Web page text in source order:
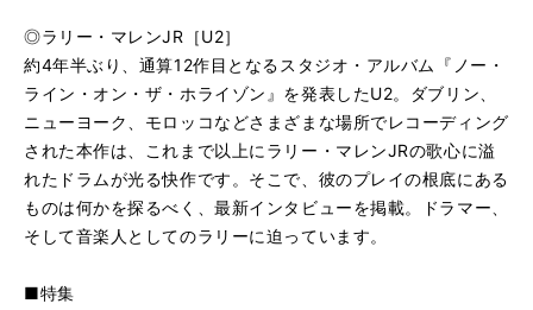
◎ラリー・マレンJR［U2］
約4年半ぶり、通算12作目となるスタジオ・アルバム『ノー・
ライン・オン・ザ・ホライゾン』を発表したU2。ダブリン、
ニューヨーク、モロッコなどさまざまな場所でレコーディング
された本作は、これまで以上にラリー・マレンJRの歌心に溢
れたドラムが光る快作です。そこで、彼のプレイの根底にある
ものは何かを探るべく、最新インタビューを掲載。ドラマー、
そして音楽人としてのラリーに迫っています。
■特集